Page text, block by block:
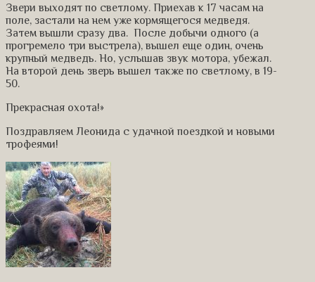
Звери выходят по светлому. Приехав к 17 часам на
поле, застали на нем уже кормящегося медведя.
Затем вышли сразу два. После добычи одного (а
прогремело три выстрела), вышел еще один, очень
крупный медведь. Но, услышав звук мотора, убежал.
На второй день зверь вышел также по светлому, в 19-
50.
Прекрасная охота!»
Поздравляем Леонида с удачной поездкой и новыми
трофеями!